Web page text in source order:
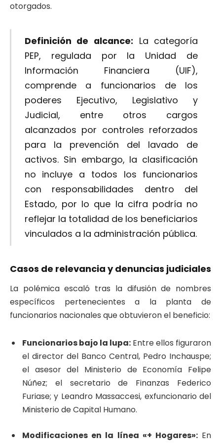
otorgados.
Definición de alcance: La categoría
PEP, regulada por la Unidad de
Información Financiera (UIF),
comprende a funcionarios de los
poderes Ejecutivo, Legislativo y
Judicial, entre otros cargos
alcanzados por controles reforzados
para la prevención del lavado de
activos. Sin embargo, la clasificación
no incluye a todos los funcionarios
con responsabilidades dentro del
Estado, por lo que la cifra podría no
reflejar la totalidad de los beneficiarios
vinculados a la administración pública.
Casos de relevancia y denuncias judiciales
La polémica escaló tras la difusión de nombres
específicos pertenecientes a la planta de
funcionarios nacionales que obtuvieron el beneficio:
Funcionarios bajo la lupa: Entre ellos figuraron
el director del Banco Central, Pedro Inchauspe;
el asesor del Ministerio de Economía Felipe
Núñez; el secretario de Finanzas Federico
Furiase; y Leandro Massaccesi, exfuncionario del
Ministerio de Capital Humano.
Modificaciones en la línea «+ Hogares»:En